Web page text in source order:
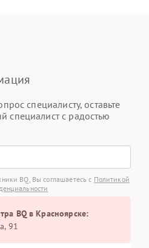
специалисту, оставьте
специалист с радостью
BQ, Вы соглашаетесь с Политикой
BQ в Красноярске:
91